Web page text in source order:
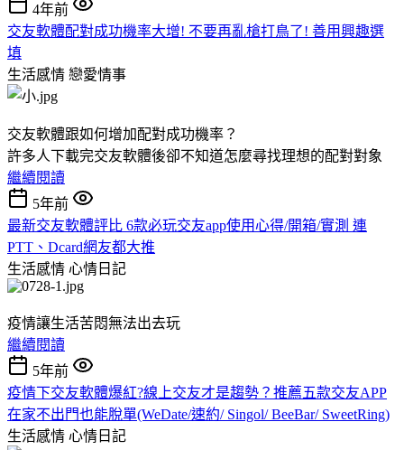
4年前
交友軟體配對成功機率大增! 不要再亂槍打鳥了! 善用興趣選
填
生活感情 戀愛情事
交友軟體跟如何增加配對成功機率？
許多人下載完交友軟體後卻不知道怎麼尋找理想的配對對象
繼續閱讀
5年前
最新交友軟體評比 6款必玩交友app使用心得/開箱/實測 連
PTT、Dcard網友都大推
生活感情 心情日記
疫情讓生活苦悶無法出去玩
繼續閱讀
5年前
疫情下交友軟體爆紅?線上交友才是趨勢？推薦五款交友APP
在家不出門也能脫單(WeDate/速約/ Singol/ BeeBar/ SweetRing)
生活感情 心情日記